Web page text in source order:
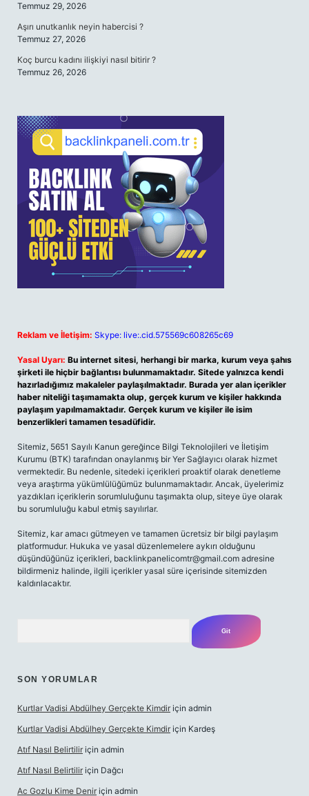
Temmuz 29, 2026
Aşırı unutkanlık neyin habercisi ?
Temmuz 27, 2026
Koç burcu kadını ilişkiyi nasıl bitirir ?
Temmuz 26, 2026
Reklam ve İletişim: Skype: live:.cid.575569c608265c69
Yasal Uyarı: Bu internet sitesi, herhangi bir marka, kurum veya şahıs
şirketi ile hiçbir bağlantısı bulunmamaktadır. Sitede yalnızca kendi
hazırladığımız makaleler paylaşılmaktadır. Burada yer alan içerikler
haber niteliği taşımamakta olup, gerçek kurum ve kişiler hakkında
paylaşım yapılmamaktadır. Gerçek kurum ve kişiler ile isim
benzerlikleri tamamen tesadüfidir.
Sitemiz, 5651 Sayılı Kanun gereğince Bilgi Teknolojileri ve İletişim
Kurumu (BTK) tarafından onaylanmış bir Yer Sağlayıcı olarak hizmet
vermektedir. Bu nedenle, sitedeki içerikleri proaktif olarak denetleme
veya araştırma yükümlülüğümüz bulunmamaktadır. Ancak, üyelerimiz
yazdıkları içeriklerin sorumluluğunu taşımakta olup, siteye üye olarak
bu sorumluluğu kabul etmiş sayılırlar.
Sitemiz, kar amacı gütmeyen ve tamamen ücretsiz bir bilgi paylaşım
platformudur. Hukuka ve yasal düzenlemelere aykırı olduğunu
düşündüğünüz içerikleri, backlinkpanelicomtr@gmail.com adresine
bildirmeniz halinde, ilgili içerikler yasal süre içerisinde sitemizden
kaldırılacaktır.
SON YORUMLAR
Kurtlar Vadisi Abdülhey Gerçekte Kimdir için admin
Kurtlar Vadisi Abdülhey Gerçekte Kimdir için Kardeş
Atıf Nasıl Belirtilir için admin
Atıf Nasıl Belirtilir için Dağcı
Ac Gozlu Kime Denir için admin